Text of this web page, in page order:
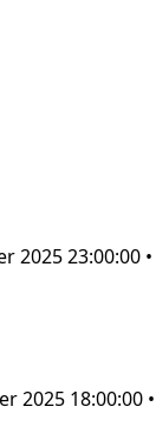
2025 23:00:00 •
2025 18:00:00 •